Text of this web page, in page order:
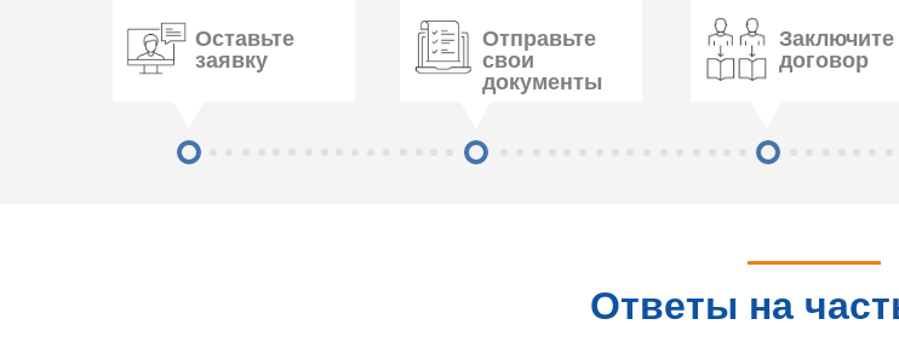
Оставьте
заявку
Отправьте
свои
документы
Заключите
договор
Ответы на